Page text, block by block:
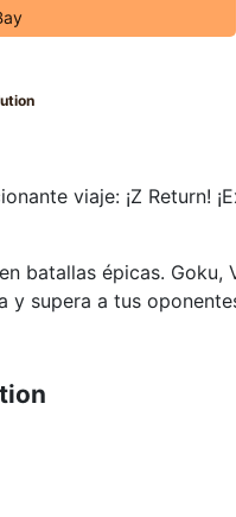
viaje: ¡Z Return!
batallas épicas. Goku,
y ​​supera a tus